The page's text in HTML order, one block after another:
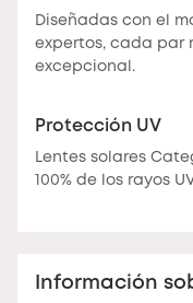
Diseñadas con el
expertos, cada par
excepcional.
Protección UV
Lentes solares
100% de los rayos
Información